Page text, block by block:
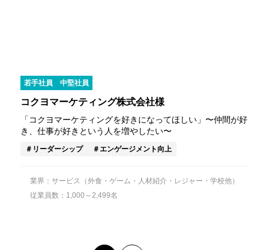
若手社員 中堅社員
コクヨマーケティング株式会社様
「コクヨマーケティングを好きになってほしい」〜仲間が好
き、仕事が好きという人を増やしたい〜
リーダーシップ エンゲージメント向上
業界：サービス（外食・ゲーム・人材紹介・レジャー・学校他）
従業員数：1,000～2,499名